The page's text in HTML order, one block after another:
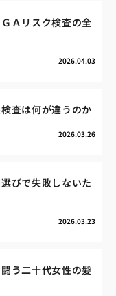
Ａリスク検査の全
2026.04.03
査は何が違うのか
2026.03.26
びで失敗しないた
2026.03.23
う二十代女性の髪